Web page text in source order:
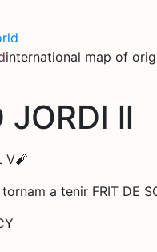
international map of
JORDI ll
V🧨
a tenir FRIT DE